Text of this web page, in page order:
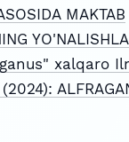
MAKTAB
xalqaro